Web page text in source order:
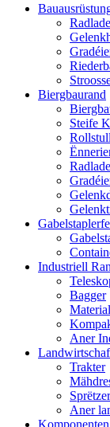
Biergbaurand
Steife
Industriell
Bagger
Aner
Trakter
Sprëtzer
Aner